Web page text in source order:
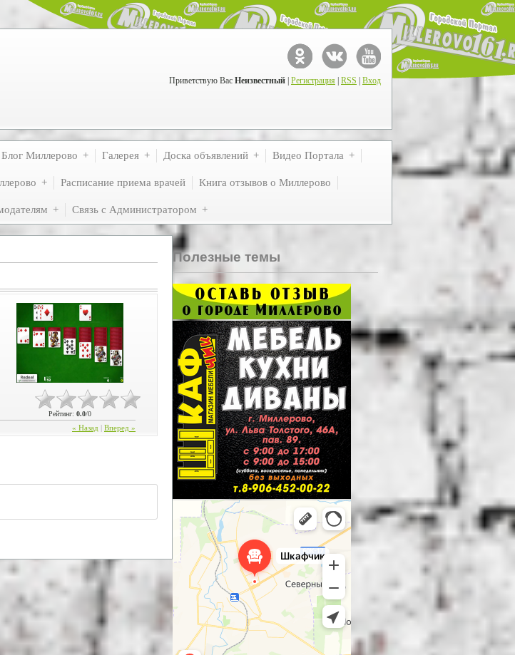
Приветствую Вас Неизвестный Регистрация RSS Вход
Блог Миллерово Галерея Доска объявлений Видео Портала
Расписание приема врачей Книга отзывов о Миллерово
Связь с Администратором
Рейтинг: 0.0/0
« Назад
Вперед »
Полезные темы